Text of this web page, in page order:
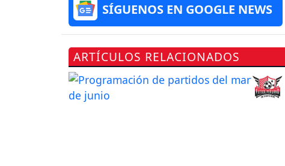
SÍGUENOS EN GOOGLE NEWS
ARTÍCULOS RELACIONADOS